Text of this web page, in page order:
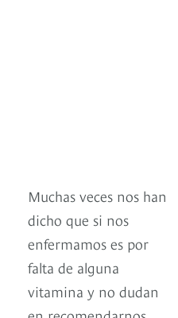
Muchas veces nos han
dicho que si nos
enfermamos es por
falta de alguna
vitamina y no dudan